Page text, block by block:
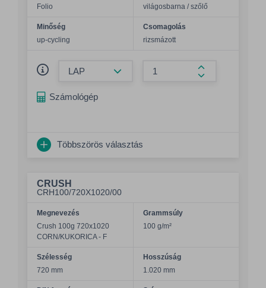
Folio
világosbarna / szőlő
Minőség
up-cycling
Csomagolás
rizsmázott
Összeg
Számológép
Többszörös választás
CRUSH
CRH100/720X1020/00
Megnevezés
Crush 100g 720x1020
CORN/KUKORICA - F
Grammsúly
100 g/m²
Szélesség
720 mm
Hosszúság
1.020 mm